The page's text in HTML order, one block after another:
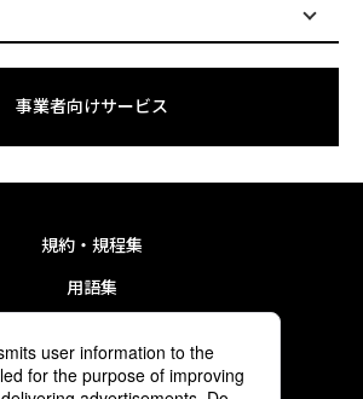
事業者向けサービス
規約・規程集
用語集
プライバシーポリシー